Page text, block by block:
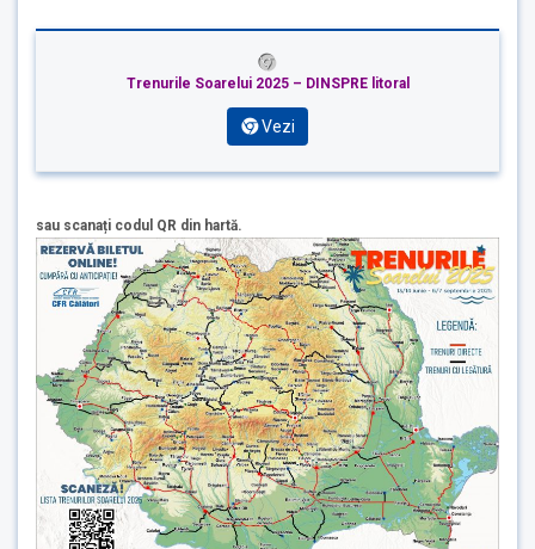
Trenurile Soarelui 2025 – DINSPRElitoral
Vezi
sau scanați codul QR din hartă.